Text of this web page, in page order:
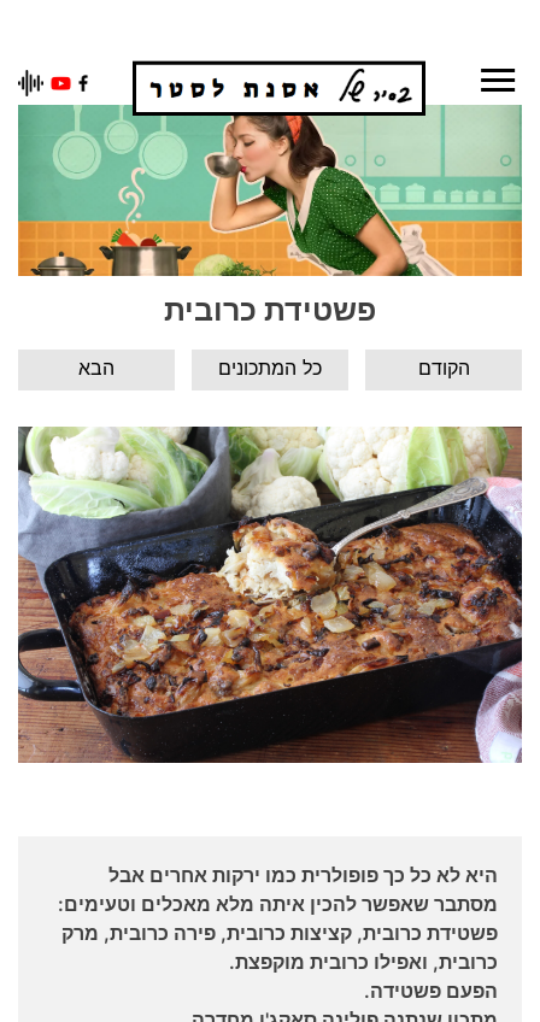
Skip
פשטידת כרובית
הבא כל המתכונים הקודם
היא לא כל כך פופולרית כמו ירקות אחרים אבל
מסתבר שאפשר להכין איתה מלא מאכלים וטעימים:
פשטידת כרובית, קציצות כרובית, פירה כרובית, מרק
כרובית, ואפילו כרובית מוקפצת.
הפעם פשטידה.